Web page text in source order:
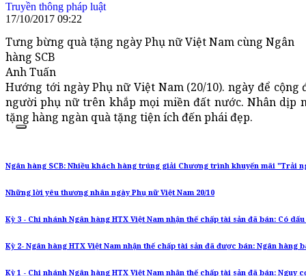
Truyền thông pháp luật
17/10/2017 09:22
Tưng bừng quà tặng ngày Phụ nữ Việt Nam cùng Ngân
hàng SCB
Anh Tuấn
Hướng tới ngày Phụ nữ Việt Nam (20/10). ngày để
người phụ nữ trên khắp mọi miền đất nước. Nhân dịp
tặng hàng ngàn quà tặng tiện ích đến phái đẹp.
Ngân hàng SCB: Nhiều khách hàng trúng giải Chương trình khuyến mãi "Trải
Những lời yêu thương nhân ngày Phụ nữ Việt Nam 20/10
Kỳ 3 - Chi nhánh Ngân hàng HTX Việt Nam nhận thế chấp tài sản đã bán: Có
Kỳ 2- Ngân hàng HTX Việt Nam nhận thế chấp tài sản đã được bán: Ngân hàng
Kỳ 1 - Chi nhánh Ngân hàng HTX Việt Nam nhận thế chấp tài sản đã bán: Nguy